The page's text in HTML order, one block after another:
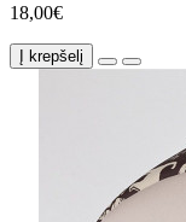
18,00€
Į krepšelį